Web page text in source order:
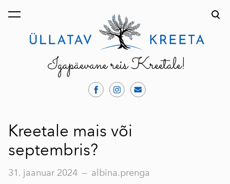
lisati ostukorvi. Vaata ostukorvi
Kreetale mais või
septembris?
31. jaanuar 2024 — albina.prenga